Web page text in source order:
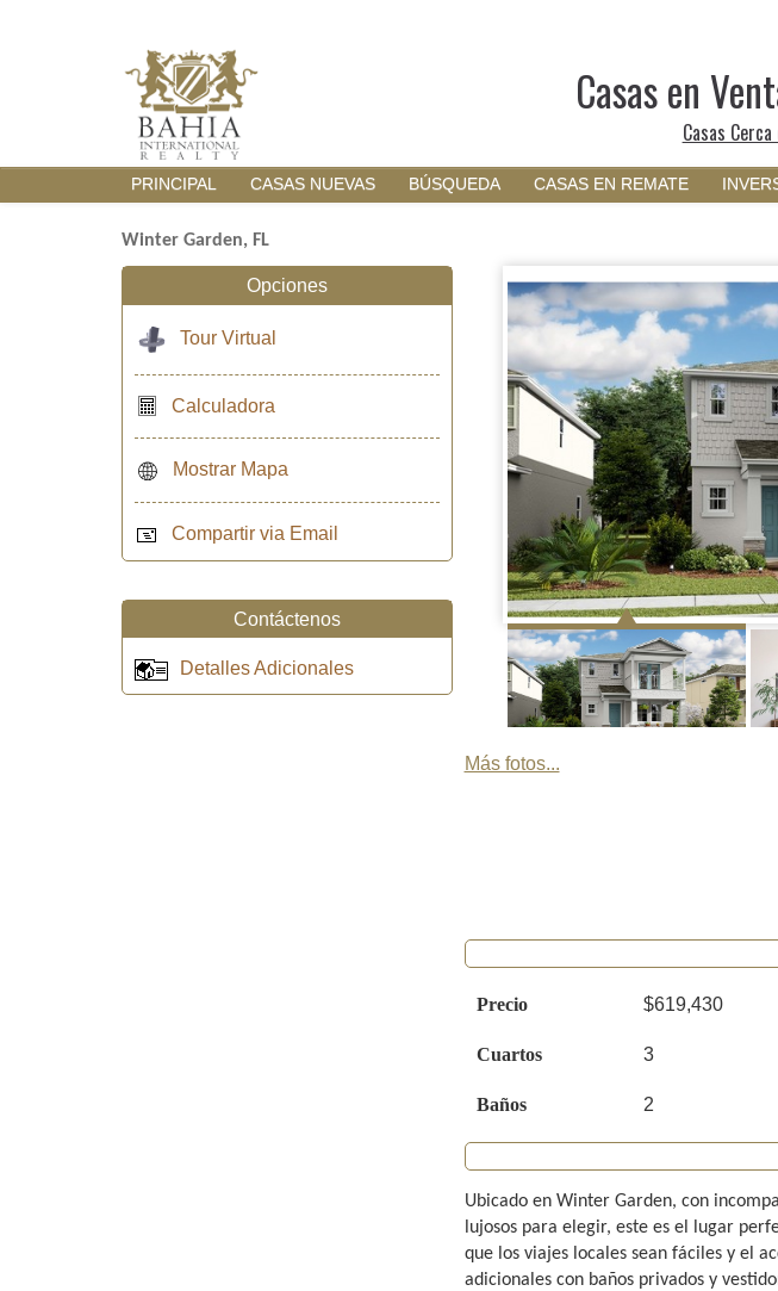
Casas en
Casas
PRINCIPAL CASAS NUEVAS BÚSQUEDA CASAS EN REMATE
Winter Garden, FL
Más fotos...
Precio $619,430
Cuartos 3
Baños 2
Ubicado en Winter Garden, con
lujosos para elegir, este es el lugar
que los viajes locales sean fáciles y el
adicionales con baños privados y
Opciones
Tour Virtual
Calculadora
Mostrar Mapa
Compartir via Email
Contáctenos
Detalles Adicionales